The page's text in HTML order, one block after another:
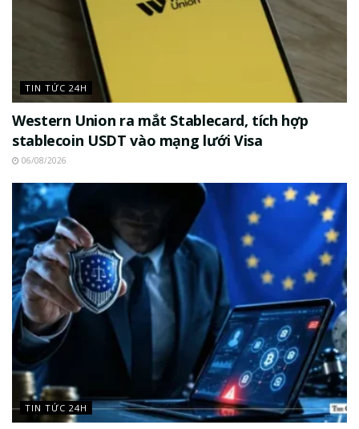
TIN TỨC 24H
Western Union ra mắt Stablecard, tích hợp
stablecoin USDT vào mạng lưới Visa
06/08/2026
TIN TỨC 24H